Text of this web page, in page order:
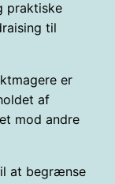
praktiske
til
er
af
mod andre
at begrænse